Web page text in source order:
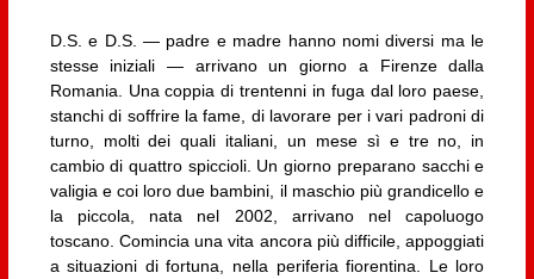
D.S. e D.S. — padre e madre hanno nomi diversi ma le
stesse iniziali — arrivano un giorno a Firenze dalla
Romania. Una coppia di trentenni in fuga dal loro paese,
stanchi di soffrire la fame, di lavorare per i vari padroni di
turno, molti dei quali italiani, un mese sì e tre no, in
cambio di quattro spiccioli. Un giorno preparano sacchi e
valigia e coi loro due bambini, il maschio più grandicello e
la piccola, nata nel 2002, arrivano nel capoluogo
toscano. Comincia una vita ancora più difficile, appoggiati
a situazioni di fortuna, nella periferia fiorentina. Le loro